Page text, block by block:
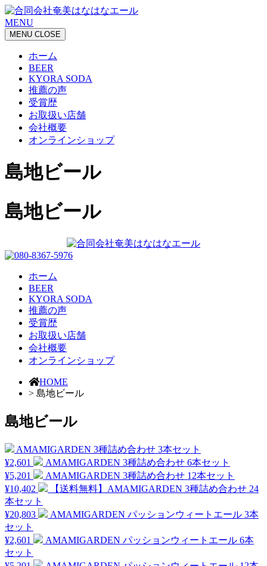
MENU
MENU CLOSE
ホーム
BEER
KYORA SODA
推薦の声
受賞歴
お取扱い店舗
会社概要
オンラインショップ
島地ビール
島地ビール
ホーム
BEER
KYORA SODA
推薦の声
受賞歴
お取扱い店舗
会社概要
オンラインショップ
HOME
> 島地ビール
島地ビール
AMAMIGARDEN 3種詰め合わせ 3本セット
¥2,601
AMAMIGARDEN 3種詰め合わせ 6本セット
¥5,201
AMAMIGARDEN 3種詰め合わせ 12本セット
¥10,402
【送料無料】AMAMIGARDEN 3種詰め合わせ 24
本セット
¥20,803
AMAMIGARDEN パッションウィートエール 3本
セット
¥2,601
AMAMIGARDEN パッションウィートエール 6本
セット